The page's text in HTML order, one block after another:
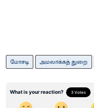
மோசடி அமலாக்கத் துறை